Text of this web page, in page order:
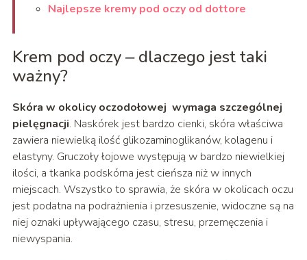
Najlepsze kremy pod oczy od dottore
Krem pod oczy ‒ dlaczego jest taki
ważny?
Skóra w okolicy oczodołowej wymaga szczególnej
pielęgnacji. Naskórek jest bardzo cienki, skóra właściwa
zawiera niewielką ilość glikozaminoglikanów, kolagenu i
elastyny. Gruczoły łojowe występują w bardzo niewielkiej
ilości, a tkanka podskórna jest cieńsza niż w innych
miejscach. Wszystko to sprawia, że skóra w okolicach oczu
jest podatna na podrażnienia i przesuszenie, widoczne są na
niej oznaki upływającego czasu, stresu, przemęczenia i
niewyspania.